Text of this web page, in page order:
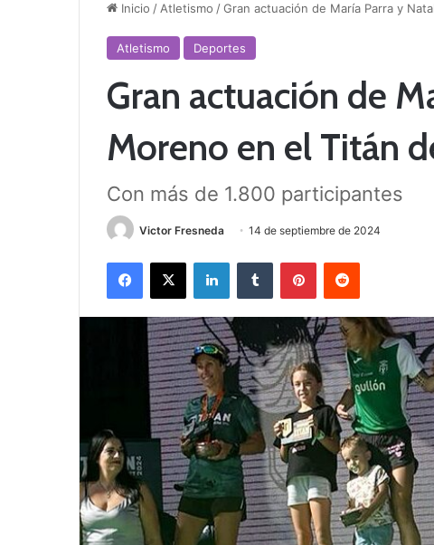
Inicio / Atletismo /Gran actuación de María Parra y
Atletismo Deportes
Gran actuación de
Moreno en el Titán
Con más de 1.800 participantes
Victor Fresneda 14 de septiembre de 2024